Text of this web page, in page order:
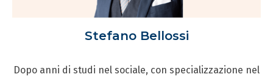
Stefano Bellossi
Dopo anni di studi nel sociale, con specializzazione nel